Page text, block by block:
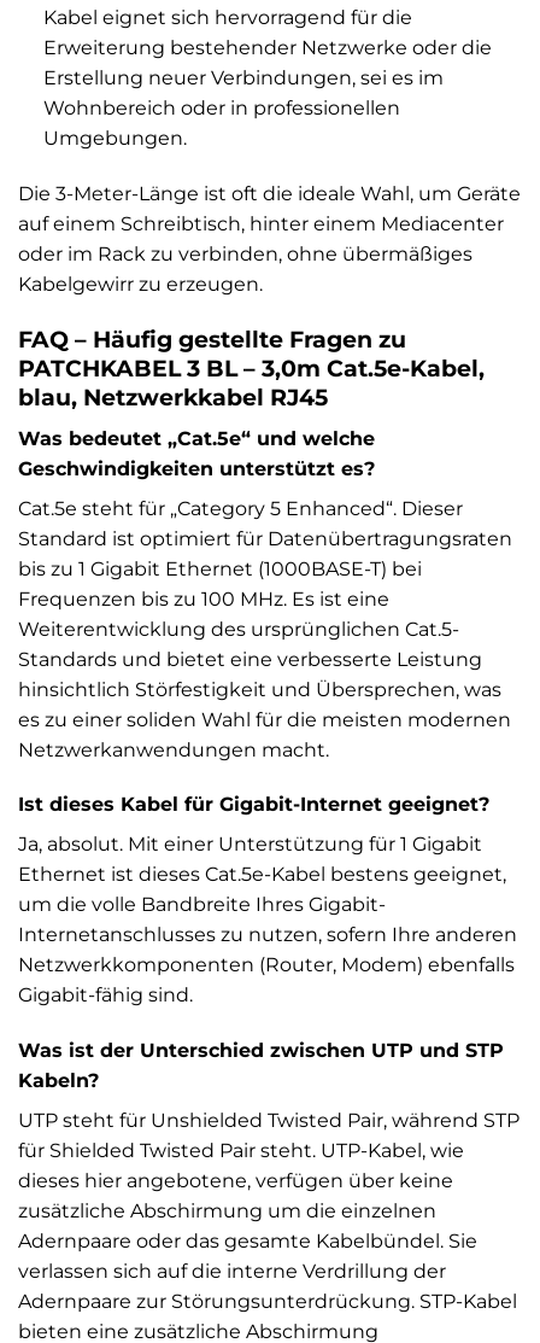
Kabel eignet sich hervorragend für die
Erweiterung bestehender Netzwerke oder die
Erstellung neuer Verbindungen, sei es im
Wohnbereich oder in professionellen
Umgebungen.
Die 3-Meter-Länge ist oft die ideale Wahl, um Geräte
auf einem Schreibtisch, hinter einem Mediacenter
oder im Rack zu verbinden, ohne übermäßiges
Kabelgewirr zu erzeugen.
FAQ – Häufig gestellte Fragen zu
PATCHKABEL 3 BL – 3,0m Cat.5e-Kabel,
blau, Netzwerkkabel RJ45
Was bedeutet „Cat.5e“ und welche
Geschwindigkeiten unterstützt es?
Cat.5e steht für „Category 5 Enhanced“. Dieser
Standard ist optimiert für Datenübertragungsraten
bis zu 1 Gigabit Ethernet (1000BASE-T) bei
Frequenzen bis zu 100 MHz. Es ist eine
Weiterentwicklung des ursprünglichen Cat.5-
Standards und bietet eine verbesserte Leistung
hinsichtlich Störfestigkeit und Übersprechen, was
es zu einer soliden Wahl für die meisten modernen
Netzwerkanwendungen macht.
Ist dieses Kabel für Gigabit-Internet geeignet?
Ja, absolut. Mit einer Unterstützung für 1 Gigabit
Ethernet ist dieses Cat.5e-Kabel bestens geeignet,
um die volle Bandbreite Ihres Gigabit-
Internetanschlusses zu nutzen, sofern Ihre anderen
Netzwerkkomponenten (Router, Modem) ebenfalls
Gigabit-fähig sind.
Was ist der Unterschied zwischen UTP und STP
Kabeln?
UTP steht für Unshielded Twisted Pair, während STP
für Shielded Twisted Pair steht. UTP-Kabel, wie
dieses hier angebotene, verfügen über keine
zusätzliche Abschirmung um die einzelnen
Adernpaare oder das gesamte Kabelbündel. Sie
verlassen sich auf die interne Verdrillung der
Adernpaare zur Störungsunterdrückung. STP-Kabel
bieten eine zusätzliche Abschirmung